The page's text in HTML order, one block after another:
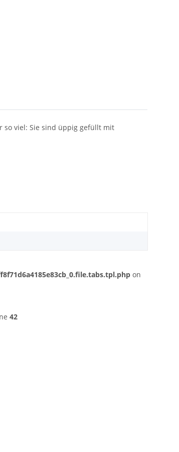
so viel: Sie sind üppig gefüllt mit
on
42